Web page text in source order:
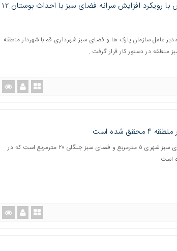
توسعه فضای سبز منطقه شش با رویکرد افزایش سرانه فضای سبز با احداث بوستان ۱۲
عامل سازمان پارک ها و فضای سبز شهرداری قم با شهردار منطقه
در دستور کار قرار گرفت .
شده است
معاون شهردار قم گفت: استاندارد فضای سبز شهری ٥ مترمربع و فضای سبز جنگلی ٢٠ مترمربع است که در
است.